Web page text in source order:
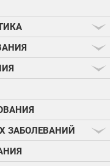
ЗАБОЛЕВАНИЙ